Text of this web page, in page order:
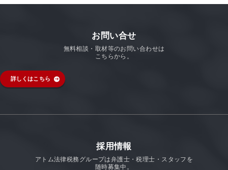
お問い合せ
無料相談・取材等のお問い合わせは
こちらから。
詳しくはこちら
採用情報
アトム法律税務グループは弁護士・税理士・スタッフを
随時募集中。